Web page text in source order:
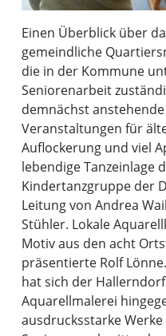
Einen Überblick über
gemeindliche
die in der Kommune
Seniorenarbeit
demnächst
Veranstaltungen für
Auflockerung und viel
lebendige Tanzeinlage
Kindertanzgruppe der
Leitung von Andrea
Stühler. Lokale
Motiv aus den acht
präsentierte Rolf
hat sich der
Aquarellmalerei
ausdrucksstarke